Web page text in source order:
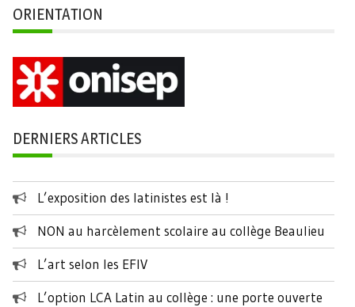
ORIENTATION
DERNIERS ARTICLES
L’exposition des latinistes est là !
NON au harcèlement scolaire au collège Beaulieu
L’art selon les EFIV
L’option LCA Latin au collège : une porte ouverte